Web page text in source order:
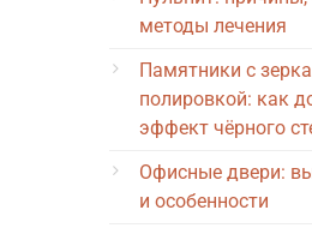
методы лечения
Памятники с
полировкой: как
эффект чёрного
Офисные двери:
и особенности